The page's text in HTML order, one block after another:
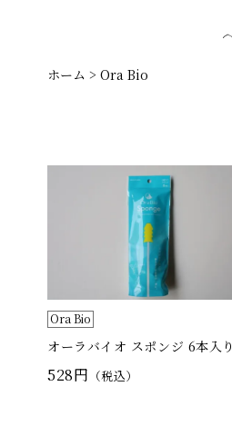
ホーム > Ora Bio
Ora Bio
オーラバイオ スポンジ 6本入り
528円 （税込）